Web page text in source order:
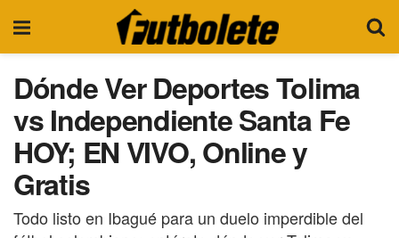
Dónde Ver Deportes Tolima
vs Independiente Santa Fe
HOY; EN VIVO, Online y
Gratis
Todo listo en Ibagué para un duelo imperdible del